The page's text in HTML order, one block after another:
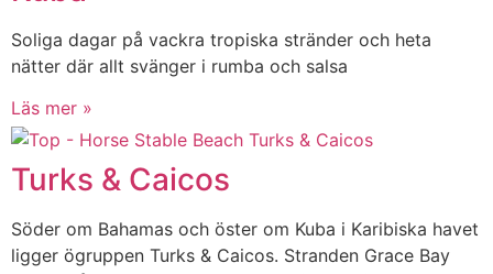
Soliga dagar på vackra tropiska stränder och heta
nätter där allt svänger i rumba och salsa
Läs mer »
Turks & Caicos
Söder om Bahamas och öster om Kuba i Karibiska havet
ligger ögruppen Turks & Caicos. Stranden Grace Bay